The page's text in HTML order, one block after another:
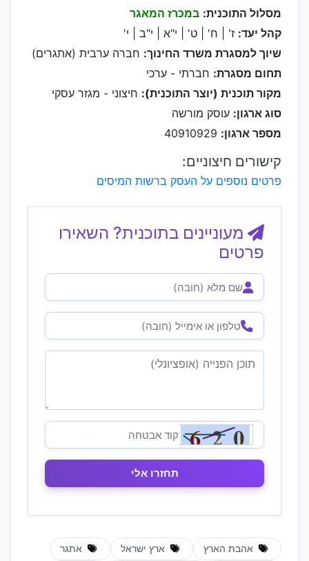
מסלול התוכנית: במכרז המאגר
קהל יעד: ז' | ח' | ט' | י"א | י"ב | י'
שיוך למסגרת משרד החינוך: חברה ערבית (אתגרים)
תחום מסגרת: חברתי - ערכי
מקור תוכנית (יוצר התוכנית): חיצוני - מגזר עסקי
סוג ארגון: עוסק מורשה
מספר ארגון:
קישורים חיצוניים:
פרטים נוספים על העסק ברשות המיסים
מעוניינים בתוכנית? השאירו
פרטים
אהבת הארץ ארץ ישראל אתגר